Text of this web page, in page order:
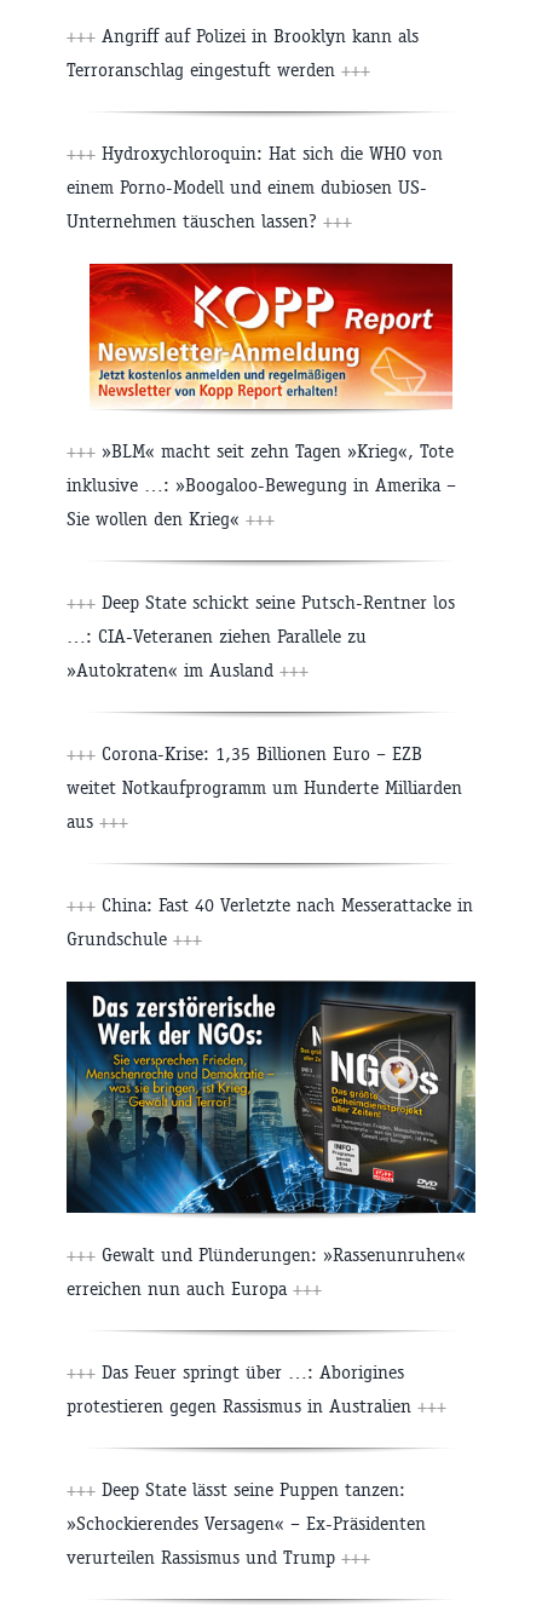
+++ Angriff auf Polizei in Brooklyn kann als
Terroranschlag eingestuft werden +++
+++ Hydroxychloroquin: Hat sich die WHO von
einem Porno-Modell und einem dubiosen US-
Unternehmen täuschen lassen? +++
+++ »BLM« macht seit zehn Tagen »Krieg«, Tote
inklusive …: »Boogaloo-Bewegung in Amerika –
Sie wollen den Krieg« +++
+++ Deep State schickt seine Putsch-Rentner los
…: CIA-Veteranen ziehen Parallele zu
»Autokraten« im Ausland +++
+++ Corona-Krise: 1,35 Billionen Euro – EZB
weitet Notkaufprogramm um Hunderte Milliarden
aus +++
+++ China: Fast 40 Verletzte nach Messerattacke in
Grundschule +++
+++ Gewalt und Plünderungen: »Rassenunruhen«
erreichen nun auch Europa +++
+++ Das Feuer springt über …: Aborigines
protestieren gegen Rassismus in Australien +++
+++ Deep State lässt seine Puppen tanzen:
»Schockierendes Versagen« – Ex-Präsidenten
verurteilen Rassismus und Trump +++